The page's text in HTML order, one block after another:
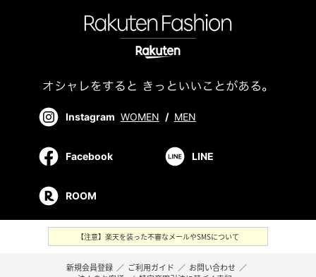
Instagram WOMEN / MEN
Facebook LINE
ROOM
【注意】楽天を装った不審なメールやSMSについて
新規会員登録 ／ ご利用ガイド ／ お問い合わせ ／